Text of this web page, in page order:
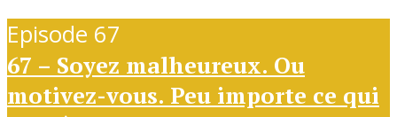
Episode 67
67 – Soyez malheureux. Ou
motivez-vous. Peu importe ce qui